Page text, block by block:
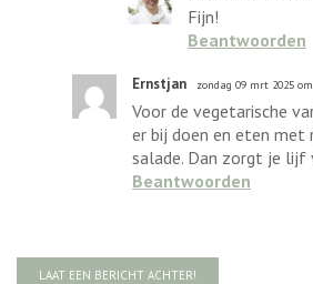
Fijn!
Beantwoorden
Ernstjan zondag 09 mrt 2025
Voor de vegetarische
er bij doen en eten met
salade. Dan zorgt je
Beantwoorden
LAAT EEN BERICHT ACHTER!